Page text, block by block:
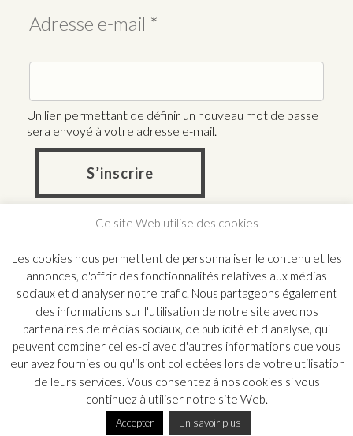
Adresse e-mail *
Un lien permettant de définir un nouveau mot de passe
sera envoyé à votre adresse e-mail.
S’inscrire
© ATELIER MONDINEU, ENCADREUR A PARIS - 36 rue Pastourelle
- 75003 Paris - Tél. 01 48 87 84 89 – Email : contact@atelier-
Ce site Web utilise des cookies
Les cookies nous permettent de personnaliser le contenu et les
annonces, d'offrir des fonctionnalités relatives aux médias
sociaux et d'analyser notre trafic. Nous partageons également
des informations sur l'utilisation de notre site avec nos
partenaires de médias sociaux, de publicité et d'analyse, qui
peuvent combiner celles-ci avec d'autres informations que vous
leur avez fournies ou qu'ils ont collectées lors de votre utilisation
de leurs services. Vous consentez à nos cookies si vous
continuez à utiliser notre site Web.
Accepter En savoir plus